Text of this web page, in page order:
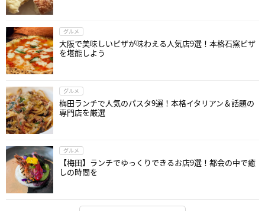
グルメ
大阪で美味しいピザが味わえる人気店9選！本格石窯ピザ
を堪能しよう
グルメ
梅田ランチで人気のパスタ9選！本格イタリアン＆話題の
専門店を厳選
グルメ
【梅田】ランチでゆっくりできるお店9選！都会の中で癒
しの時間を